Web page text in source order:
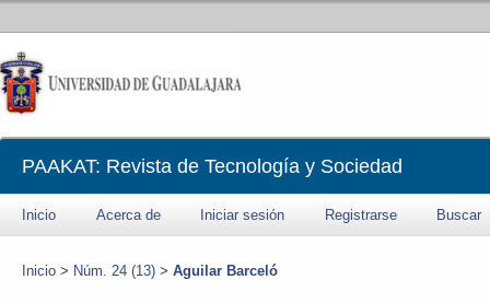
PAAKAT: Revista de Tecnología y Sociedad
Inicio Acerca de Iniciar sesión Registrarse Buscar
Inicio > Núm. 24 (13) > Aguilar Barceló